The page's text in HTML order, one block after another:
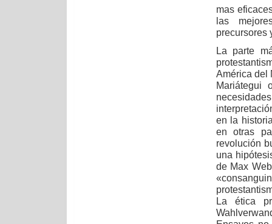
mas
las
precursores
La parte
América del
Mariátegui
en la
en otras
revolución
una
de Max
La ética